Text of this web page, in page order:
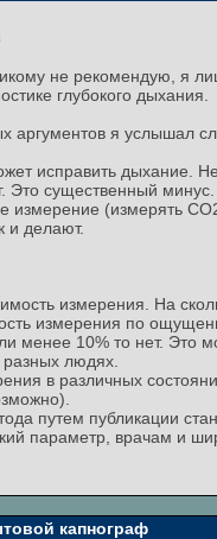
не рекомендую, я
глубокого дыхания.
аргументов я услышал
исправить дыхание.
Это существенный минус.
измерение (измерять
и делают.
измерения. На
измерения по
менее 10% то нет. Это
людях.
в различных
путем публикации
параметр, врачам и
капнограф